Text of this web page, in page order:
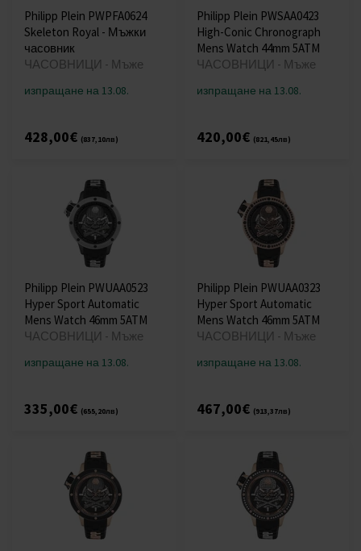
Philipp Plein PWPFA0624
Skeleton Royal - Мъжки
часовник
ЧАСОВНИЦИ - Мъже
изпращане на 13.08.
428,00€ (837,10лв)
Philipp Plein PWSAA0423
High-Conic Chronograph
Mens Watch 44mm 5ATM
ЧАСОВНИЦИ - Мъже
изпращане на 13.08.
420,00€ (821,45лв)
Philipp Plein PWUAA0523
Hyper Sport Automatic
Mens Watch 46mm 5ATM
ЧАСОВНИЦИ - Мъже
изпращане на 13.08.
335,00€ (655,20лв)
Philipp Plein PWUAA0323
Hyper Sport Automatic
Mens Watch 46mm 5ATM
ЧАСОВНИЦИ - Мъже
изпращане на 13.08.
467,00€ (913,37лв)